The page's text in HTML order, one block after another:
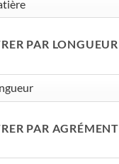
PAR LONGUEUR
PAR AGRÉMENT